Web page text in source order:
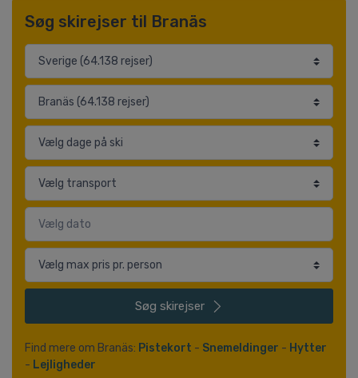
Søg skirejser til Branäs
Søg skirejser
Find mere om Branäs: Pistekort - Snemeldinger - Hytter
- Lejligheder